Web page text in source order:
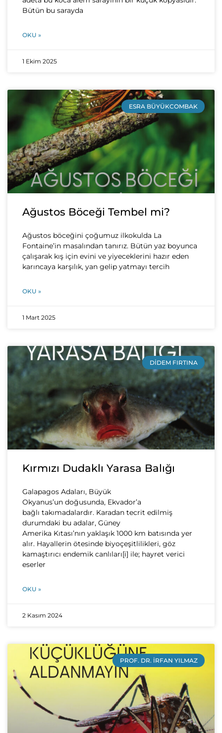
Bütün bu sarayda
OKU »
1 Ekim 2025
ESRA BÜYÜKCOMBAK
Ağustos Böceği Tembel mi?
Ağustos böceğini çoğumuz ilkokulda La
Fontaine’in masalından tanırız. Bütün yaz boyunca
çalışarak kış için evini ve yiyeceklerini hazır eden
karıncaya karşılık, yan gelip yatmayı tercih
OKU »
1 Mart 2025
DIDEM FIRTINA
Kırmızı Dudaklı Yarasa Balığı
Galapagos Adaları, Büyük
Okyanus’un doğusunda, Ekvador’a
bağlı takımadalardır. Karadan tecrit edilmiş
durumdaki bu adalar, Güney
Amerika Kıtası’nın yaklaşık 1000 km batısında yer
alır. Hayallerin ötesinde biyoçeşitlilikleri, göz
kamaştırıcı endemik canlıları[i] ile; hayret verici
eserler
OKU »
2 Kasım 2024
PROF. DR. İRFAN YILMAZ